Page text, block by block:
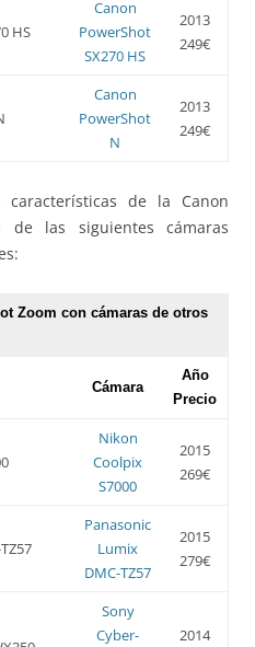
Canon
PowerShot
SX270 HS
2013
249€
Canon
PowerShot
N
2013
249€
de la Canon
de las siguientes cámaras
Zoom con cámaras de otros
Cámara
Año
Precio
Nikon
Coolpix
S7000
2015
269€
Panasonic
Lumix
DMC-TZ57
2015
279€
Sony
Cyber-
2014